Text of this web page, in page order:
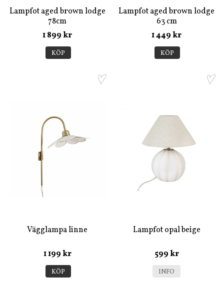
Lampfot aged brown lodge
78cm
1 899 kr
KÖP
Lampfot aged brown lodge
63 cm
1 449 kr
KÖP
Vägglampa linne
1 199 kr
KÖP
Lampfot opal beige
599 kr
INFO